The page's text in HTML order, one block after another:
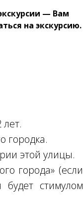
— Вам
на экскурсию.
городка.
этой улицы.
города» (если
стимулом